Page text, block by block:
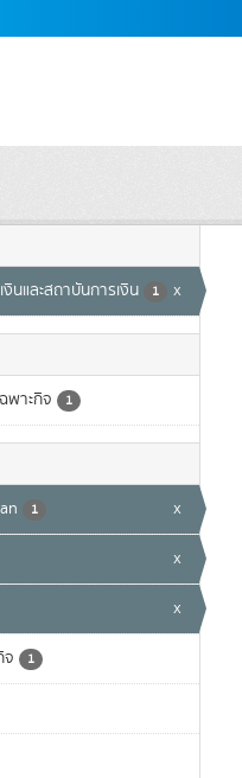
นและสถาบันการเงิน 1 x
พาะกิจ 1
1 x
x
x
จ 1